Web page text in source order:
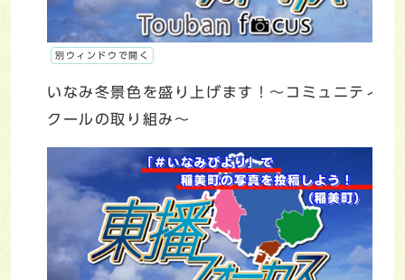
別ウィンドウで開く
いなみ冬景色を盛り上げます！～コミュニティス
クールの取り組み～